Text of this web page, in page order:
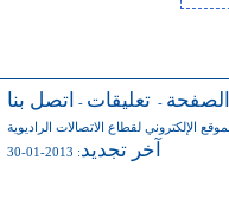
- تعليقات - اتصل بنا
الإلكتروني لقطاع الاتصالات الراديوية
آخر تجديد: 2013-01-30